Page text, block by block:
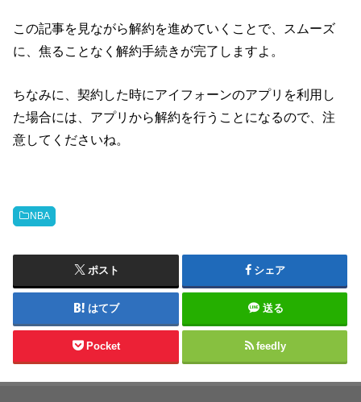
この記事を見ながら解約を進めていくことで、スムーズ
に、焦ることなく解約手続きが完了しますよ。
ちなみに、契約した時にアイフォーンのアプリを利用し
た場合には、アプリから解約を行うことになるので、注
意してくださいね。
NBA
ポスト シェア
はてブ 送る
Pocket feedly